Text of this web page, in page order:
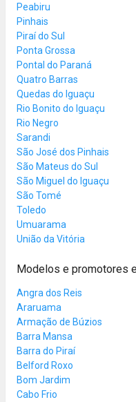
Peabiru
Pinhais
Piraí do Sul
Ponta Grossa
Pontal do Paraná
Quatro Barras
Quedas do Iguaçu
Rio Bonito do Iguaçu
Rio Negro
Sarandi
São José dos Pinhais
São Mateus do Sul
São Miguel do Iguaçu
São Tomé
Toledo
Umuarama
União da Vitória
Modelos e promotores
Angra dos Reis
Araruama
Armação de Búzios
Barra Mansa
Barra do Piraí
Belford Roxo
Bom Jardim
Cabo Frio